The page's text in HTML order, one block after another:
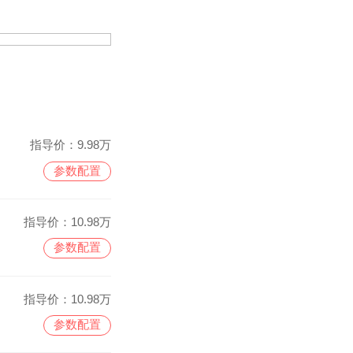
指导价： 9.98万
参数配置
指导价： 10.98万
参数配置
指导价： 10.98万
参数配置